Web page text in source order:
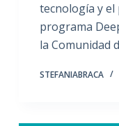
tecnología y el
programa
la Comunidad
STEFANIABRACA